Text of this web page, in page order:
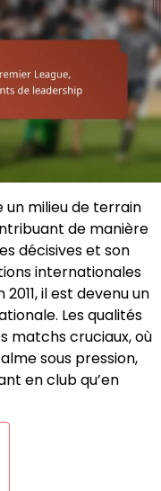
un milieu de terrain
de manière
décisives et son
internationales
il est devenu un
Les qualités
matchs cruciaux, où
sous pression,
en club qu’en